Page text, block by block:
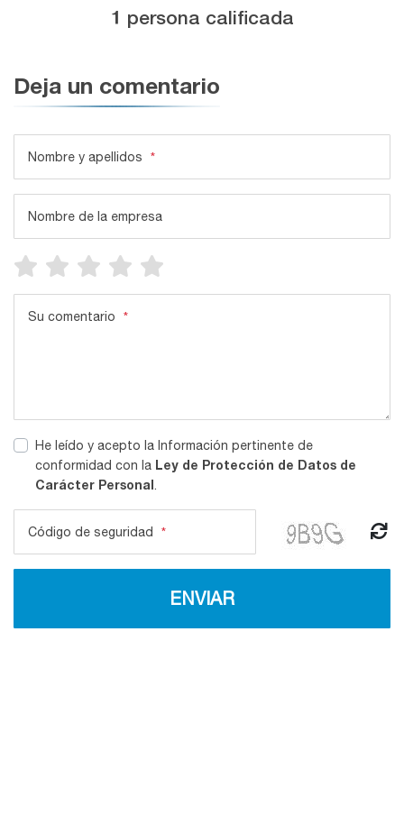
1 persona calificada
Deja un comentario
Nombre y apellidos *
Nombre de la empresa
Su comentario *
He leído y acepto la Información pertinente de
conformidad con la Ley de Protección de Datos de
Carácter Personal
Código de seguridad *
ENVIAR